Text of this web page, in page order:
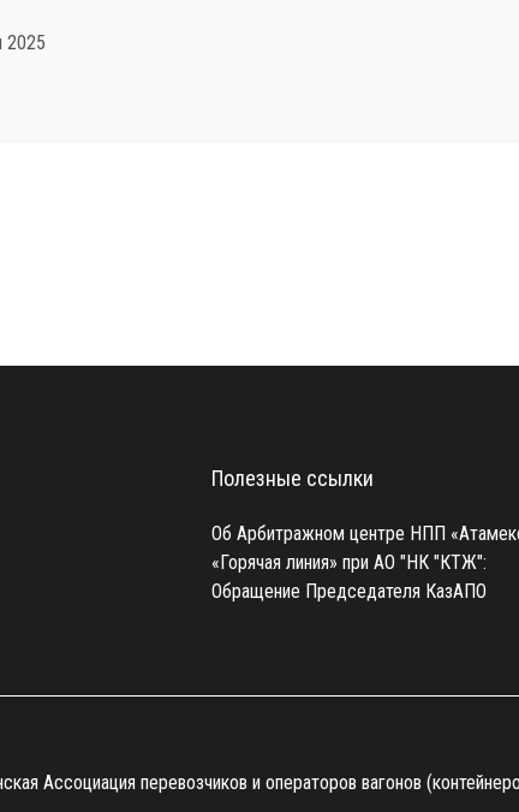
2025
Полезные ссылки
Об Арбитражном центре НПП
«Горячая линия» при АО "НК "КТЖ":
Обращение Председателя КазАПО
Ассоциация перевозчиков и операторов вагонов